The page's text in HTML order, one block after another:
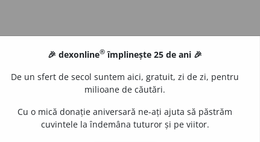
🎉 dexonline® împlinește 25 de ani 🎉
De un sfert de secol suntem aici, gratuit, zi de zi, pentru
milioane de căutări.
Cu o mică donație aniversară ne-ați ajuta să păstrăm
cuvintele la îndemâna tuturor și pe viitor.